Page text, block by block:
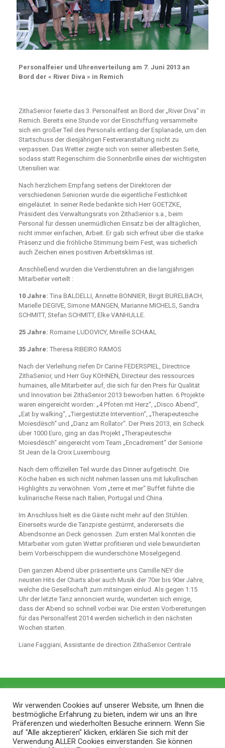
Personalfeier und Uhrenverteilung am 7. Juni 2013 an
Bord der « River Diva » in Remich
ZithaSenior feierte das 3. Personalfest an Bord der „River Diva“ in
Remich. Bereits eine Stunde vor der Einschiffung versammelte
sich ein großer Teil des Personals entlang der Esplanade, um den
Startschuss der diesjährigen Festveranstaltung nicht zu
verpassen. Das Wetter zeigte sich von seiner allerbesten Seite,
sodass statt Regenschirm die Sonnenbrille eines der wichtigsten
Utensilien war.
Nach herzlichem Empfang seitens der Direktoren der
verschiedenen Seniorien wurde die eigentliche Festlichkeit
eingeläutet. In seiner Rede bedankte sich Herr GOETZKE,
Präsident des Verwaltungsrats von ZithaSenior s.a., beim
Personal für dessen unermüdlichen Einsatz bei der alltäglichen,
nicht immer einfachen, Arbeit. Er gab sich erfreut über die starke
Präsenz und die fröhliche Stimmung beim Fest, was sicherlich
auch Zeichen eines positiven Arbeitsklimas ist.
Anschließend wurden die Verdienstuhren an die langjährigen
Mitarbeiter verteilt :
10 Jahre: Tina BALDELLI, Annette BONNIER, Birgit BURELBACH,
Marielle DEGIVE, Simone MANGEN, Marianne MICHELS, Sandra
SCHMITT, Stefan SCHMITT, Elke VANHULLE.
25 Jahre: Romaine LUDOVICY, Mireille SCHAAL
35 Jahre: Theresa RIBEIRO RAMOS
Nach der Verleihung riefen Dr Carine FEDERSPIEL, Directrice
ZithaSenior, und Herr Guy KOHNEN, Directeur des ressources
humaines, alle Mitarbeiter auf, die sich für den Preis für Qualität
und Innovation bei ZithaSenior 2013 beworben hatten. 6 Projekte
waren eingereicht worden: „4 Pfoten mit Herz“, „Disco Abend“,
„Eat by walking“, „Tiergestützte Intervention“, „Therapeutesche
Moiesdësch“ und „Danz am Rollator“. Der Preis 2013, ein Scheck
über 1000 Euro, ging an das Projekt „Therapeutesche
Moiesdësch“ eingereicht vom Team „Encadrement“ der Seniorie
St Jean de la Croix Luxembourg.
Nach dem offiziellen Teil wurde das Dinner aufgetischt. Die
Köche haben es sich nicht nehmen lassen uns mit lukullischen
Highlights zu verwöhnen. Vom „terre et mer“ Buffet führte die
kulinarische Reise nach Italien, Portugal und China.
Im Anschluss hielt es die Gäste nicht mehr auf den Stühlen.
Einerseits wurde die Tanzpiste gestürmt, andererseits die
Abendsonne an Deck genossen. Zum ersten Mal konnten die
Mitarbeiter vom guten Wetter profitieren und viele bewunderten
beim Vorbeischippern die wunderschöne Moselgegend.
Den ganzen Abend über präsentierte uns Camille NEY die
neusten Hits der Charts aber auch Musik der 70er bis 90er Jahre,
welche die Gesellschaft zum mitsingen einlud. Als gegen 1:15
Uhr der letzte Tanz annonciert wurde, wunderten sich einige,
dass der Abend so schnell vorbei war. Die ersten Vorbereitungen
für das Personalfest 2014 werden sicherlich in den nächsten
Wochen starten.
Liane Faggiani, Assistante de direction ZithaSenior Centrale
Wir verwenden Cookies auf unserer Website, um Ihnen die
bestmögliche Erfahrung zu bieten, indem wir uns an Ihre
Präferenzen und wiederholten Besuche erinnern. Wenn Sie
auf "Alle akzeptieren" klicken, erklären Sie sich mit der
Verwendung ALLER Cookies einverstanden. Sie können